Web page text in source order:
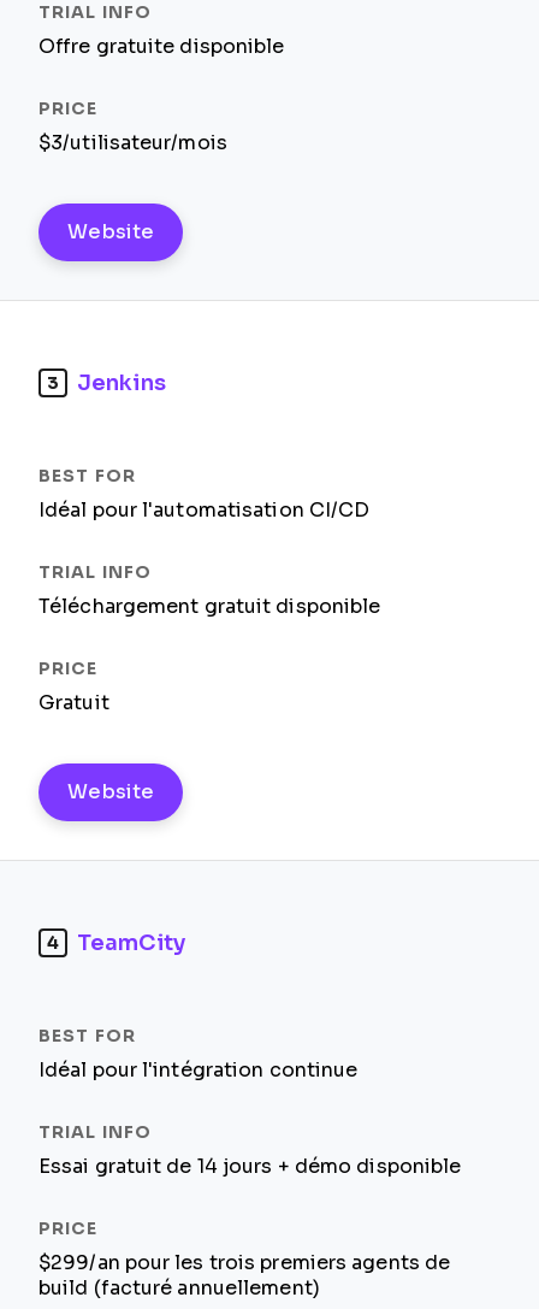
Offre gratuite disponible
$3/utilisateur/mois
Website
3 Jenkins
Idéal pour l'automatisation CI/CD
Téléchargement gratuit disponible
Gratuit
Website
4 TeamCity
Idéal pour l'intégration continue
Essai gratuit de 14 jours + démo disponible
$299/an pour les trois premiers agents de
build (facturé annuellement)